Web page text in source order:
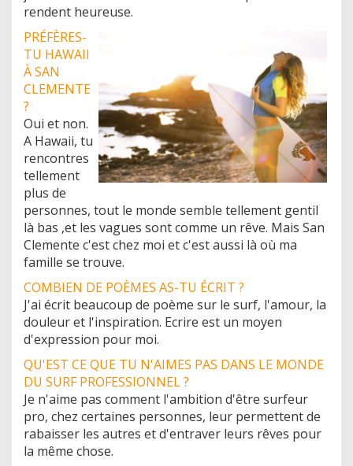
rendent heureuse.
PRÉFÈRES-
TU HAWAII
À SAN
CLEMENTE
?
Oui et non.
A Hawaii, tu
rencontres
tellement
plus de
personnes, tout le monde semble tellement gentil
là bas ,et les vagues sont comme un rêve. Mais San
Clemente c'est chez moi et c'est aussi là où ma
famille se trouve.
COMBIEN DE POÈMES AS-TU ÉCRIT ?
J'ai écrit beaucoup de poème sur le surf, l'amour, la
douleur et l'inspiration. Ecrire est un moyen
d'expression pour moi.
QU'EST CE QUE TU N'AIMES PAS DANS LE MONDE
DU SURF PROFESSIONNEL ?
Je n'aime pas comment l'ambition d'être surfeur
pro, chez certaines personnes, leur permettent de
rabaisser les autres et d'entraver leurs rêves pour
la même chose.